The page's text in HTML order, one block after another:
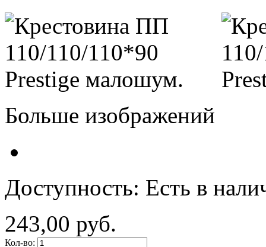
Больше изображений
Доступность: Есть в
243,00 руб.
Кол-во: